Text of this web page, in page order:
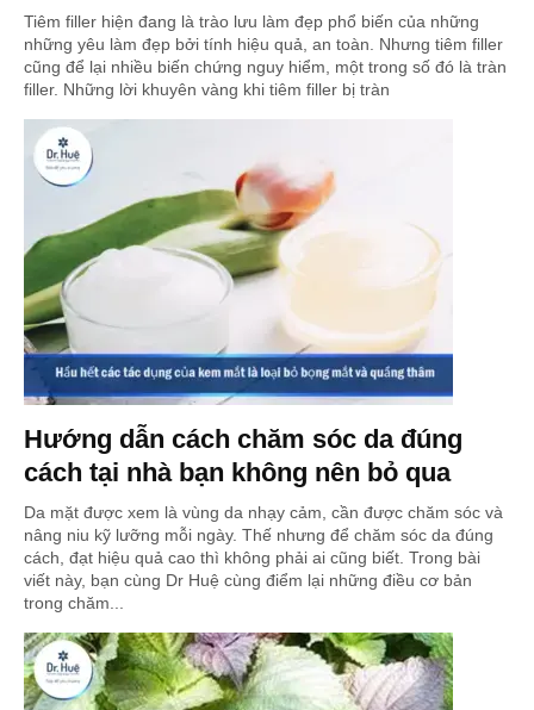
Tiêm filler hiện đang là trào lưu làm đẹp phổ biến của những
những yêu làm đẹp bởi tính hiệu quả, an toàn. Nhưng tiêm filler
cũng để lại nhiều biến chứng nguy hiểm, một trong số đó là tràn
filler. Những lời khuyên vàng khi tiêm filler bị tràn
Hướng dẫn cách chăm sóc da đúng
cách tại nhà bạn không nên bỏ qua
Da mặt được xem là vùng da nhạy cảm, cần được chăm sóc và
nâng niu kỹ lưỡng mỗi ngày. Thế nhưng để chăm sóc da đúng
cách, đạt hiệu quả cao thì không phải ai cũng biết. Trong bài
viết này, bạn cùng Dr Huệ cùng điểm lại những điều cơ bản
trong chăm...